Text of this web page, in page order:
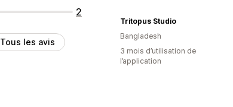
2
Tous les avis
Tritopus Studio
Bangladesh
3 mois d’utilisation de
l’application